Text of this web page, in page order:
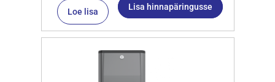
Loe lisa Lisa hinnapäringusse